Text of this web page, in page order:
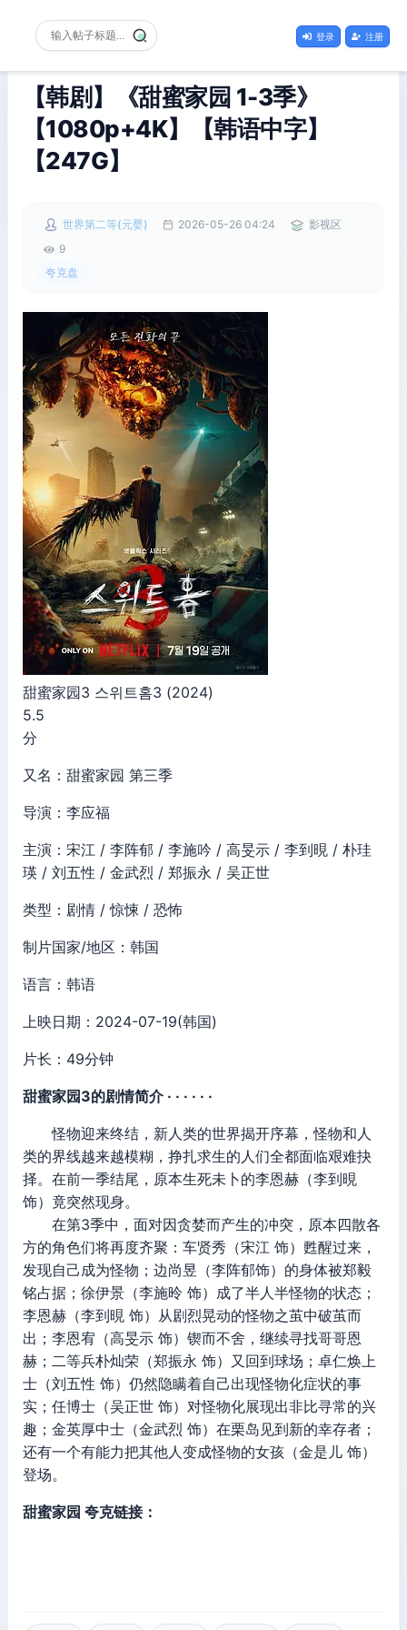
登录 注册
【韩剧】《甜蜜家园 1-3季》
【1080p+4K】【韩语中字】
【247G】
世界第二等(元婴) 2026-05-26 04:24
影视区
9
夸克盘
甜蜜家园3 스위트홈3 (2024)
5.5
分
又名：甜蜜家园 第三季
导演：李应福
主演：宋江 / 李阵郁 / 李施吟 / 高旻示 / 李到晛 / 朴珪
瑛 / 刘五性 / 金武烈 / 郑振永 / 吴正世
类型：剧情 / 惊悚 / 恐怖
制片国家/地区：韩国
语言：韩语
上映日期：2024-07-19(韩国)
片长：49分钟
甜蜜家园3的剧情简介 · · · · · ·
怪物迎来终结，新人类的世界揭开序幕，怪物和人
类的界线越来越模糊，挣扎求生的人们全都面临艰难抉
择。在前一季结尾，原本生死未卜的李恩赫（李到晛
饰）竟突然现身。
在第3季中，面对因贪婪而产生的冲突，原本四散各
方的角色们将再度齐聚：车贤秀（宋江 饰）甦醒过来，
发现自己成为怪物；边尚昱（李阵郁饰）的身体被郑毅
铭占据；徐伊景（李施昤 饰）成了半人半怪物的状态；
李恩赫（李到晛 饰）从剧烈晃动的怪物之茧中破茧而
出；李恩宥（高旻示 饰）锲而不舍，继续寻找哥哥恩
赫；二等兵朴灿荣（郑振永 饰）又回到球场；卓仁焕上
士（刘五性 饰）仍然隐瞒着自己出现怪物化症状的事
实；任博士（吴正世 饰）对怪物化展现出非比寻常的兴
趣；金英厚中士（金武烈 饰）在栗岛见到新的幸存者；
还有一个有能力把其他人变成怪物的女孩（金是儿 饰）
登场。
甜蜜家园 夸克链接：